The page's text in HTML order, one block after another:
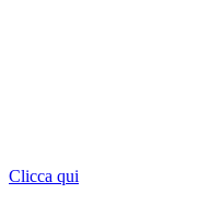
Clicca qui